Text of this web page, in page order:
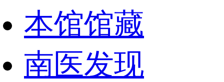
本馆馆藏
南医发现